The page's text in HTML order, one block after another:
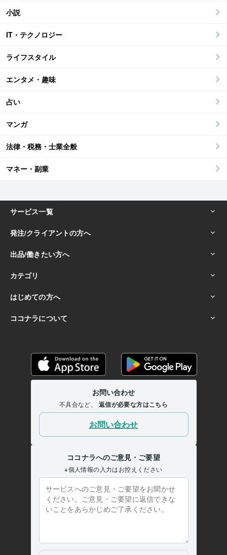
小説
IT・テクノロジー
ライフスタイル
エンタメ・趣味
占い
マンガ
法律・税務・士業全般
マネー・副業